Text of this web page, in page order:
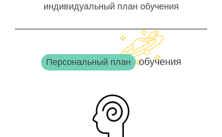
индивидуальный план обучения
Персональный план обучения